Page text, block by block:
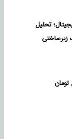
تحلیل